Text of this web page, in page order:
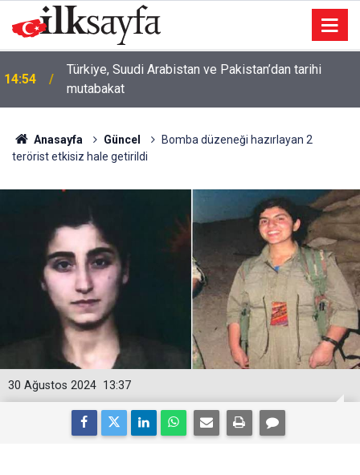
14:30
ODTÜ’den akademik kadro kararı: Öğretim üyesi
alınacak
Anasayfa Güncel
Bomba düzeneği hazırlayan 2
terörist etkisiz hale getirildi
13:37
30 Ağustos 2024